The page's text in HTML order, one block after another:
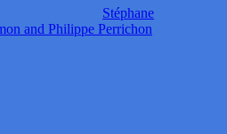
Stéphane
and Philippe Perrichon